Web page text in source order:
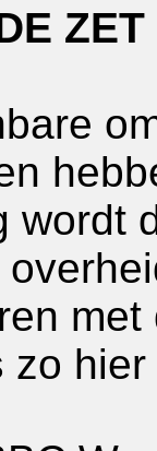
wordt
zo